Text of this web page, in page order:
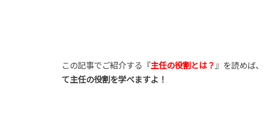
この記事でご紹介する『主任の役割とは？ 』を読めば、
て主任の役割を学べますよ！